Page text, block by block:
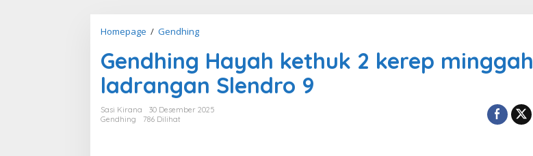
Homepage / GendhingGendhing
kethuk
kerep
ladrangan
Gendhing Hayah kethuk 2 kerep minggah
ladrangan Slendro 9
Sasi Kirana
30 Desember 2025
Gendhing
786 Dilihat